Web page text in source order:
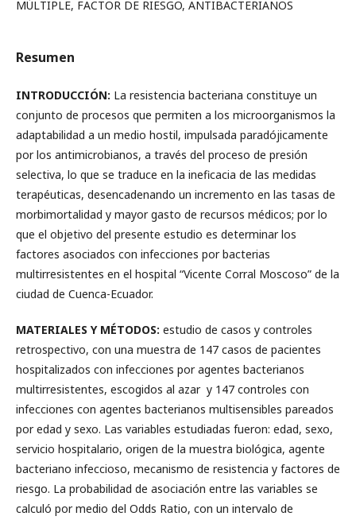
MÚLTIPLE, FACTOR DE RIESGO, ANTIBACTERIANOS
Resumen
INTRODUCCIÓN: La resistencia bacteriana constituye un
conjunto de procesos que permiten a los microorganismos la
adaptabilidad a un medio hostil, impulsada paradójicamente
por los antimicrobianos, a través del proceso de presión
selectiva, lo que se traduce en la ineficacia de las medidas
terapéuticas, desencadenando un incremento en las tasas de
morbimortalidad y mayor gasto de recursos médicos; por lo
que el objetivo del presente estudio es determinar los
factores asociados con infecciones por bacterias
multirresistentes en el hospital “Vicente Corral Moscoso” de la
ciudad de Cuenca-Ecuador.
MATERIALES Y MÉTODOS: estudio de casos y controles
retrospectivo, con una muestra de 147 casos de pacientes
hospitalizados con infecciones por agentes bacterianos
multirresistentes, escogidos al azar y 147 controles con
infecciones con agentes bacterianos multisensibles pareados
por edad y sexo. Las variables estudiadas fueron: edad, sexo,
servicio hospitalario, origen de la muestra biológica, agente
bacteriano infeccioso, mecanismo de resistencia y factores de
riesgo. La probabilidad de asociación entre las variables se
calculó por medio del Odds Ratio, con un intervalo de